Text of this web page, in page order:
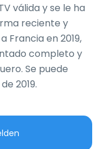
válida y se le ha
reciente y
Francia en 2019,
completo y
Se puede
2019.